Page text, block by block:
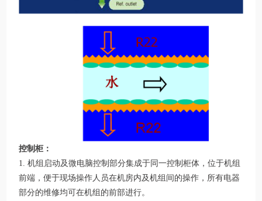
控制柜：
1. 机组启动及微电脑控制部分集成于同一控制柜体，位于机组
前端，便于现场操作人员在机房内及机组间的操作，所有电器
部分的维修均可在机组的前部进行。